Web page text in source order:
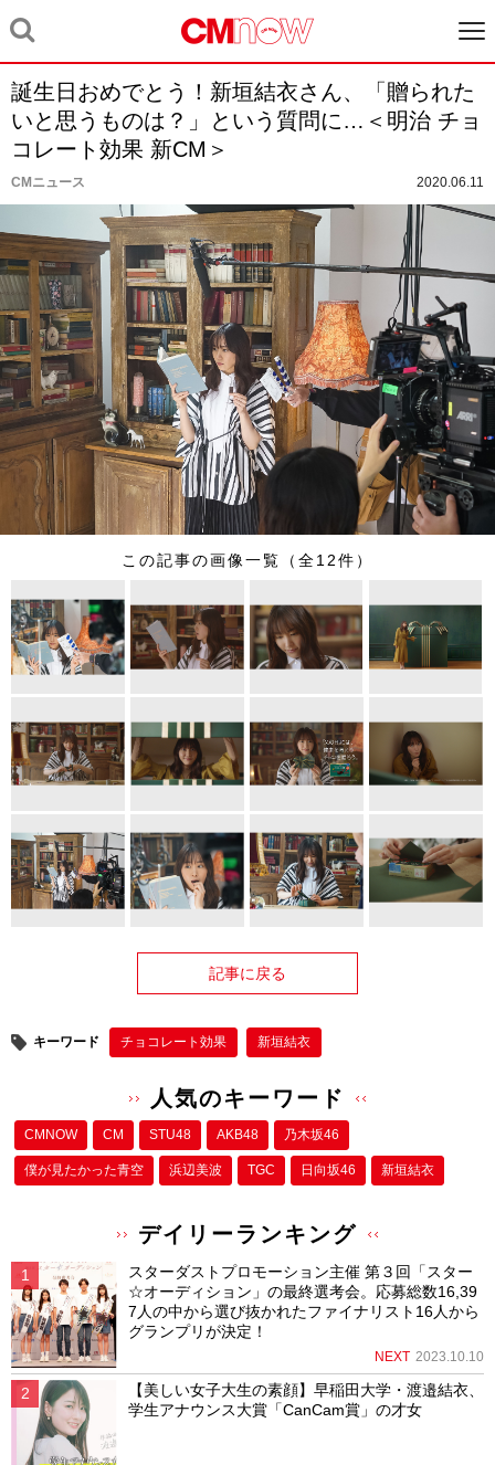
誕生日おめでとう！新垣結衣さん、「贈られた
いと思うものは？」という質問に…＜明治 チョ
コレート効果 新CM＞
CMニュース 2020.06.11
この記事の画像一覧（全12件）
記事に戻る
キーワード チョコレート効果 新垣結衣
人気のキーワード
CMNOW CM STU48 AKB48 乃木坂46
僕が⾒たかった⻘空 浜辺美波 TGC 日向坂46 新垣結衣
デイリーランキング
スターダストプロモーション主催 第３回「スター
☆オーディション」の最終選考会。応募総数16,39
7人の中から選び抜かれたファイナリスト16人から
グランプリが決定！
NEXT 2023.10.10
【美しい女子大生の素顔】早稲田大学・渡邉結衣、
学生アナウンス大賞「CanCam賞」の才女